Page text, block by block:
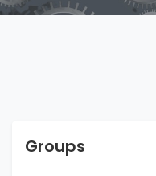
Groups